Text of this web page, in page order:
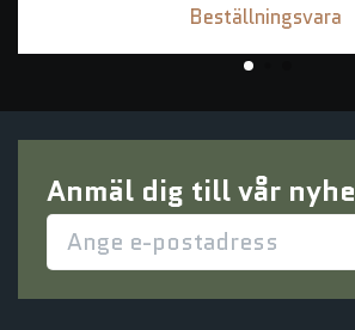
Beställningsvara
Anmäl dig till vår